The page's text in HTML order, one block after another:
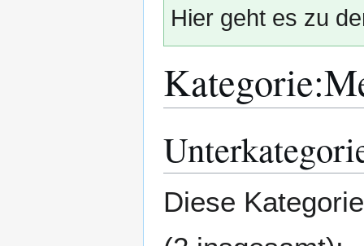
Hier geht es zu
Kategorie:
Navigation
Suche
Diese